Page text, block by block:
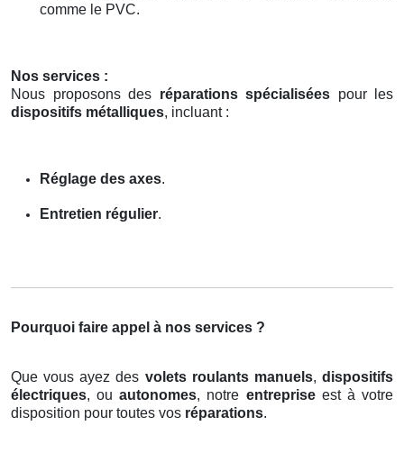
comme le PVC.
Nos services :
Nous proposons des réparations spécialisées pour les
dispositifs métalliques, incluant :
Réglage des axes.
Entretien régulier.
Pourquoi faire appel à nos services ?
Que vous ayez des volets roulants manuels,dispositifs
électriques, ouautonomes, notre entrepriseest à votre
disposition pour toutes vos réparations.